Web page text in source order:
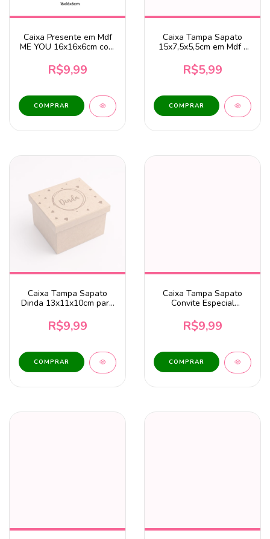
Caixa Presente em Mdf
ME YOU 16x16x6cm com
R$9,99
Caixa Tampa Sapato
15x7,5x5,5cm em Mdf -
o Google Acha
R$5,99
Caixa Tampa Sapato
Dinda 13x11x10cm para
R$9,99
Caixa Tampa Sapato
Convite Especial
Caneca – MDF Cru
R$9,99